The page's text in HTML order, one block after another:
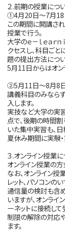
２.前期の授業につ
①4月20日～7月18
この期間に開講さ
授業で行う。
大学のｅ－ｌｅａｒ
クセスし、科目ご
題の提出方法につ
5月11日からはオン
②5月11日～8月8
講義科目のみなら
入します。
実技など大学の実
点で、後期の時間割
いた集中実習も、
夏休み期間に実験
３.オンライン授業
オンライン授業の方
なお、オンライン授
レット、パソコンの
通信量の検討も含
いますが、オンラ
ーネットに接続して
制限の解除の対応
ます。